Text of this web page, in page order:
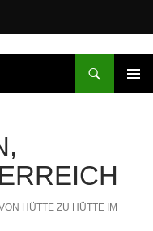
HÜTTE ZU HÜTTE IM